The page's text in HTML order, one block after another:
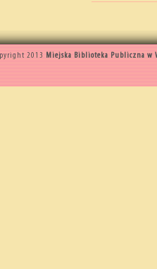
2013Miejska Biblioteka Publiczna w